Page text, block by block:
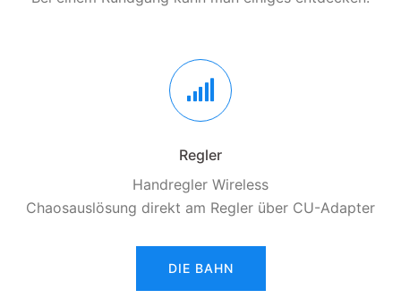
Regler
Handregler Wireless
Chaosauslösung direkt am Regler über CU-Adapter
DIE BAHN